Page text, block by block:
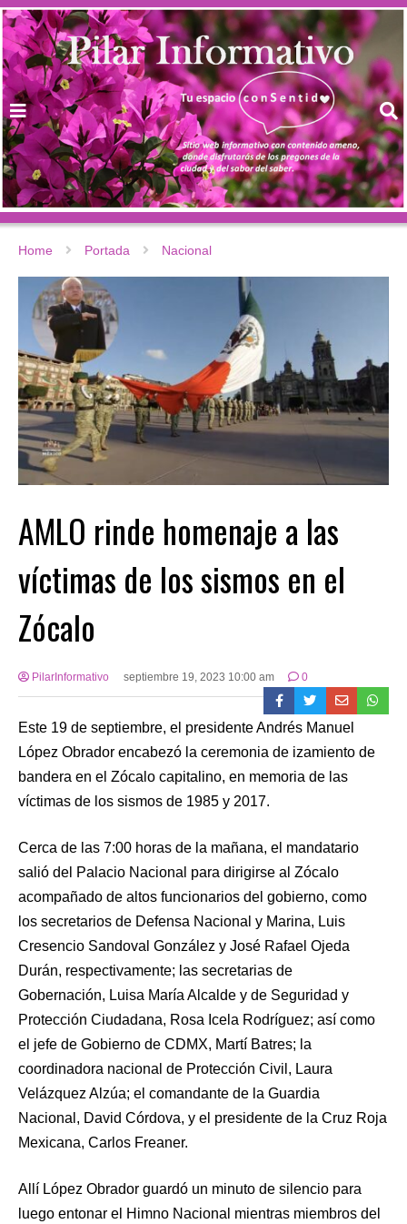
Home Portada Nacional
AMLO rinde homenaje a las
víctimas de los sismos en el
Zócalo
PilarInformativo septiembre 19, 2023 10:00 am 0
Este 19 de septiembre, el presidente Andrés Manuel
López Obrador encabezó la ceremonia de izamiento de
bandera en el Zócalo capitalino, en memoria de las
víctimas de los sismos de 1985 y 2017.
Cerca de las 7:00 horas de la mañana, el mandatario
salió del Palacio Nacional para dirigirse al Zócalo
acompañado de altos funcionarios del gobierno, como
los secretarios de Defensa Nacional y Marina, Luis
Cresencio Sandoval González y José Rafael Ojeda
Durán, respectivamente; las secretarias de
Gobernación, Luisa María Alcalde y de Seguridad y
Protección Ciudadana, Rosa Icela Rodríguez; así como
el jefe de Gobierno de CDMX, Martí Batres; la
coordinadora nacional de Protección Civil, Laura
Velázquez Alzúa; el comandante de la Guardia
Nacional, David Córdova, y el presidente de la Cruz Roja
Mexicana, Carlos Freaner.
Allí López Obrador guardó un minuto de silencio para
luego entonar el Himno Nacional mientras miembros del